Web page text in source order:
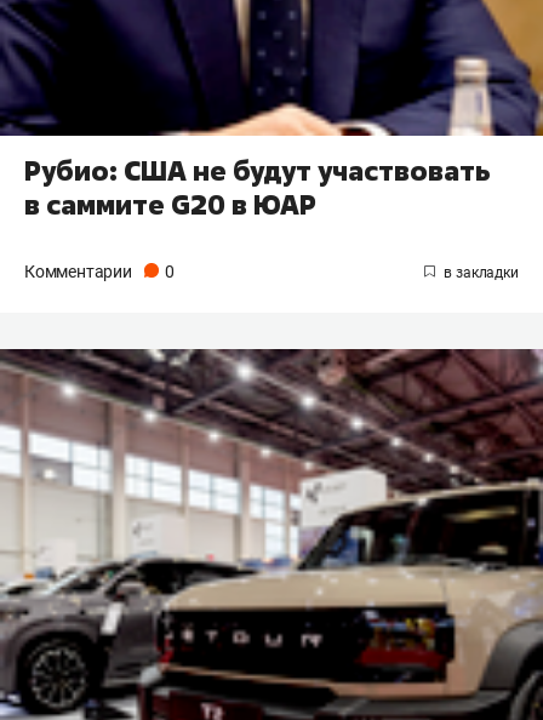
Рубио: США не будут участвовать
в саммите G20 в ЮАР
Комментарии 0